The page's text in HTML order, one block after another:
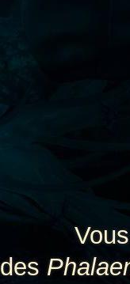
Vous
des